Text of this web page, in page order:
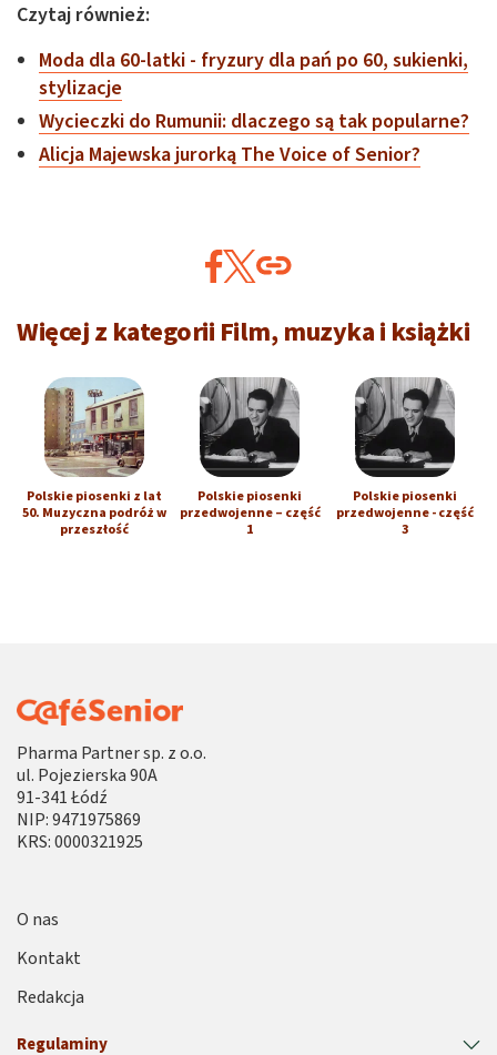
Czytaj również:
Moda dla 60-latki - fryzury dla pań po 60, sukienki,
stylizacje
Wycieczki do Rumunii: dlaczego są tak popularne?
Alicja Majewska jurorką The Voice of Senior?
Więcej z kategorii Film, muzyka i książki
Polskie piosenki z lat
50. Muzyczna podróż w
przeszłość
Polskie piosenki
przedwojenne – część
1
Polskie piosenki
przedwojenne - część
3
Pharma Partner sp. z o.o.
ul. Pojezierska 90A
91-341 Łódź
NIP: 9471975869
KRS: 0000321925
Regulaminy
O nas
Kontakt
Redakcja